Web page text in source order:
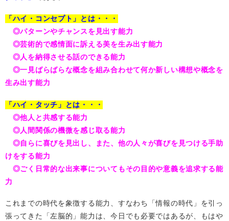
「ハイ・コンセプト」とは・・・
◎パターンやチャンスを見出す能力
◎芸術的で感情面に訴える美を生み出す能力
◎人を納得させる話のできる能力
◎一見ばらばらな概念を組み合わせて何か新しい構想や概念を
生み出す能力
「ハイ・タッチ」とは・・・
◎他人と共感する能力
◎人間関係の機微を感じ取る能力
◎自らに喜びを見出し、また、他の人々が喜びを見つける手助
けをする能力
◎ごく日常的な出来事についてもその目的や意義を追求する能
力
これまでの時代を象徴する能力、すなわち「情報の時代」を引っ
張ってきた「左脳的」能力は、今日でも必要ではあるが、もはや